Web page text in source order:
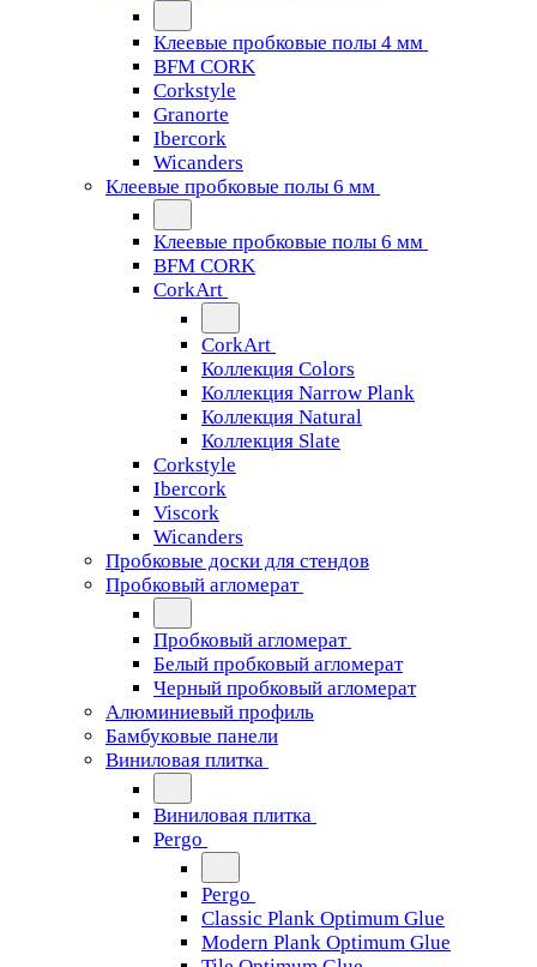
Клеевые пробковые полы 4 мм
BFM CORK
Corkstyle
Granorte
Ibercork
Wicanders
Клеевые пробковые полы 6 мм
Клеевые пробковые полы 6 мм
BFM CORK
CorkArt
CorkArt
Коллекция Colors
Коллекция Narrow Plank
Коллекция Natural
Коллекция Slate
Corkstyle
Ibercork
Viscork
Wicanders
Пробковые доски для стендов
Пробковый агломерат
Пробковый агломерат
Белый пробковый агломерат
Черный пробковый агломерат
Алюминиевый профиль
Бамбуковые панели
Виниловая плитка
Виниловая плитка
Pergo
Pergo
Classic Plank Optimum Glue
Modern Plank Optimum Glue